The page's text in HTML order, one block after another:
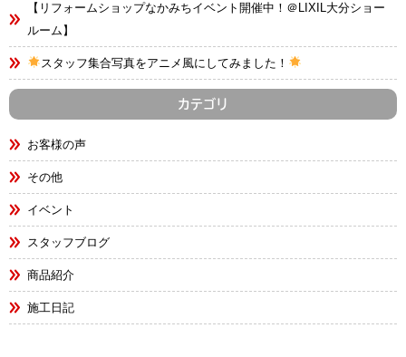
【リフォームショップなかみちイベント開催中！＠LIXIL大分ショー
ルーム】
スタッフ集合写真をアニメ風にしてみました！
カテゴリ
お客様の声
その他
イベント
スタッフブログ
商品紹介
施工日記